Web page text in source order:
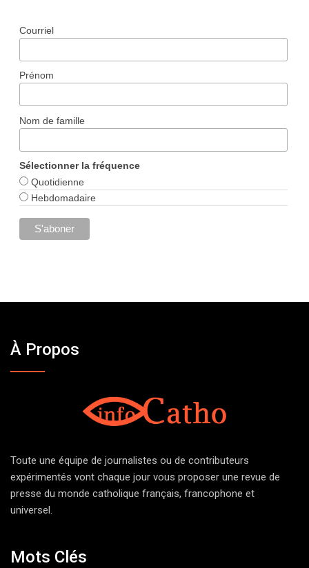
Courriel
Prénom
Nom de famille
Sélectionner la fréquence
Quotidienne
Hebdomadaire
À Propos
Toute une équipe de journalistes ou de contributeurs
expérimentés vont chaque jour vous proposer une revue de
presse du monde catholique français, francophone et
universel.
Mots Clés